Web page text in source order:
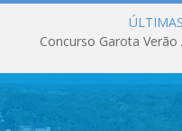
Concurso Garota